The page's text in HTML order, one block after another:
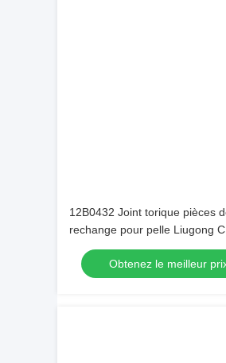
12B0432 Joint torique pièces
rechange pour pelle Liugong
Obtenez le meilleur